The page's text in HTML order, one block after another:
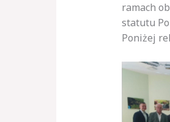
ramach
statutu
Poniżej